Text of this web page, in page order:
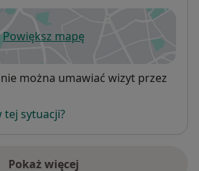
Powiększ mapęotwiera się w nowej karcie
można umawiać wizyt przez
tej sytuacji?
Pokaż więcej